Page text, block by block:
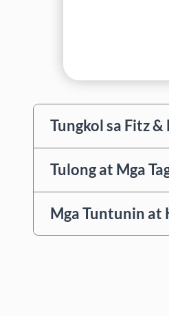
Tungkol sa Fitz
Tulong at Mga
Mga Tuntunin at